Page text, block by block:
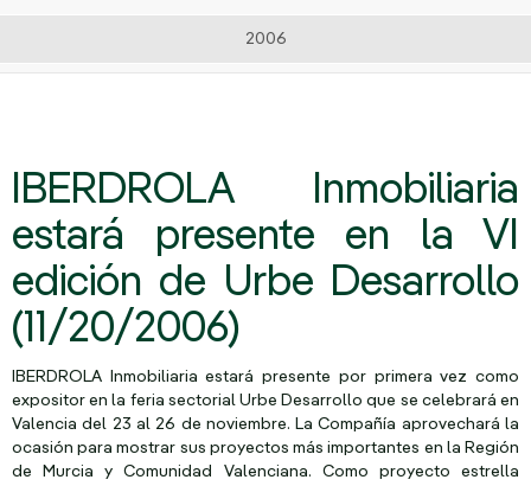
2006
IBERDROLA Inmobiliaria
estará presente en la VI
edición de Urbe Desarrollo
(11/20/2006)
IBERDROLA Inmobiliaria estará presente por primera vez como
expositor en la feria sectorial Urbe Desarrollo que se celebrará en
Valencia del 23 al 26 de noviembre. La Compañía aprovechará la
ocasión para mostrar sus proyectos más importantes en la Región
de Murcia y Comunidad Valenciana. Como proyecto estrella